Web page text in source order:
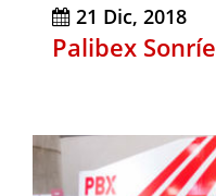
21 Dic, 2018
Palibex Sonríe